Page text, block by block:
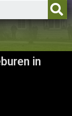
in